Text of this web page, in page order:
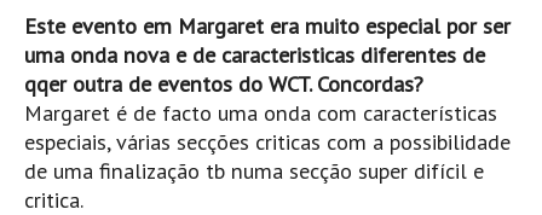
Costa da Caparica - Marcelino Beach Cafe HD
Costa da Caparica - Fonte da Telha HD
ALENTEJO / ALGARVE
Monte Clérigo HD - O sargo
Quarteira
Faro HD
Este evento em Margaret era muito especial por ser
uma onda nova e de caracteristicas diferentes de
qqer outra de eventos do WCT. Concordas?
Margaret é de facto uma onda com características
especiais, várias secções criticas com a possibilidade
de uma finalização tb numa secção super difícil e
critica.